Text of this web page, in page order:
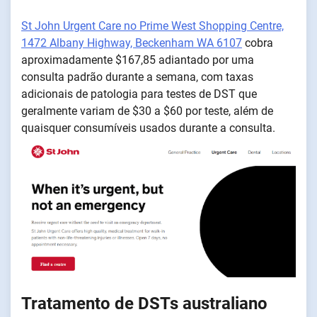
St John Urgent Care no Prime West Shopping Centre,
1472 Albany Highway, Beckenham WA 6107 cobra
aproximadamente $167,85 adiantado por uma
consulta padrão durante a semana, com taxas
adicionais de patologia para testes de DST que
geralmente variam de $30 a $60 por teste, além de
quaisquer consumíveis usados durante a consulta.
Tratamento de DSTs australiano